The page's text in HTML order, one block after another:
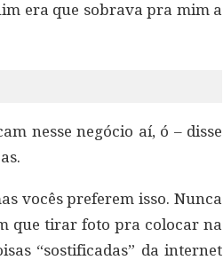
era que sobrava pra mim a
nesse negócio aí, ó – disse
vocês preferem isso. Nunca
que tirar foto pra colocar na
“sostificadas” da internet